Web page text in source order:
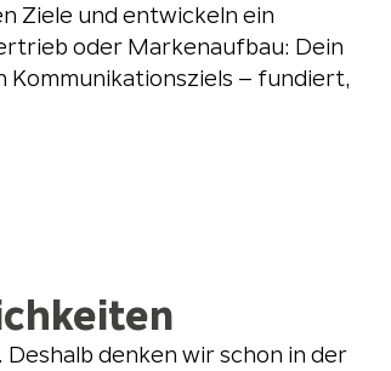
Ziele und entwickeln ein
oder Markenaufbau: Dein
Kommunikationsziels – fundiert,
denken wir schon in der